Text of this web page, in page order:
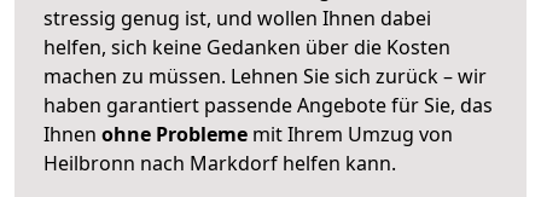
stressig genug ist, und wollen Ihnen dabei
helfen, sich keine Gedanken über die Kosten
machen zu müssen. Lehnen Sie sich zurück – wir
haben garantiert passende Angebote für Sie, das
Ihnen ohne Probleme mit Ihrem Umzug von
Heilbronn nach Markdorf helfen kann.